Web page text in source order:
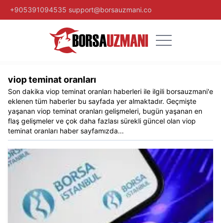
+905391094535 support@borsauzmani.co
viop teminat oranları
Son dakika viop teminat oranları haberleri ile ilgili borsauzmani'e
eklenen tüm haberler bu sayfada yer almaktadır. Geçmişte
yaşanan viop teminat oranları gelişmeleri, bugün yaşanan en
flaş gelişmeler ve çok daha fazlası sürekli güncel olan viop
teminat oranları haber sayfamızda...